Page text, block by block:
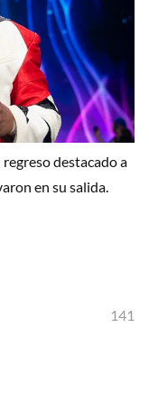
destacado a
en su salida.
141